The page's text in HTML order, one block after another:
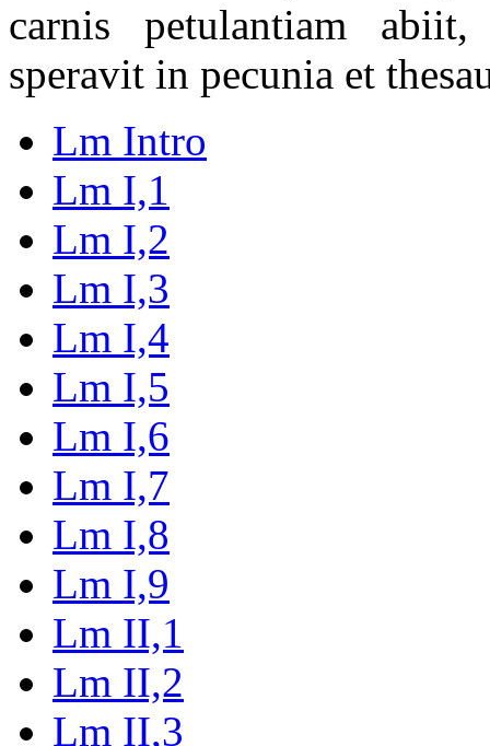
carnis petulantiam
speravit in pecunia et
Lm Intro
Lm I,1
Lm I,2
Lm I,3
Lm I,4
Lm I,5
Lm I,6
Lm I,7
Lm I,8
Lm I,9
Lm II,1
Lm II,2
Lm II,3